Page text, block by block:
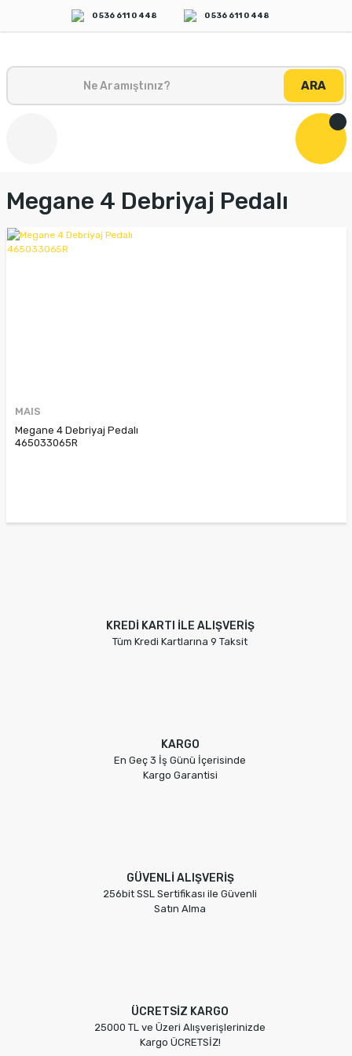
0 536 611 0 448 0 536 611 0 448
ARA
Megane 4 Debriyaj Pedalı
MAIS
Megane 4 Debriyaj Pedalı
465033065R
KREDİ KARTI İLE ALIŞVERİŞ
Tüm Kredi Kartlarına 9 Taksit
KARGO
En Geç 3 İş Günü İçerisinde
Kargo Garantisi
GÜVENLİ ALIŞVERİŞ
256bit SSL Sertifikası ile Güvenli
Satın Alma
ÜCRETSİZ KARGO
25000 TL ve Üzeri Alışverişlerinizde
Kargo ÜCRETSİZ!